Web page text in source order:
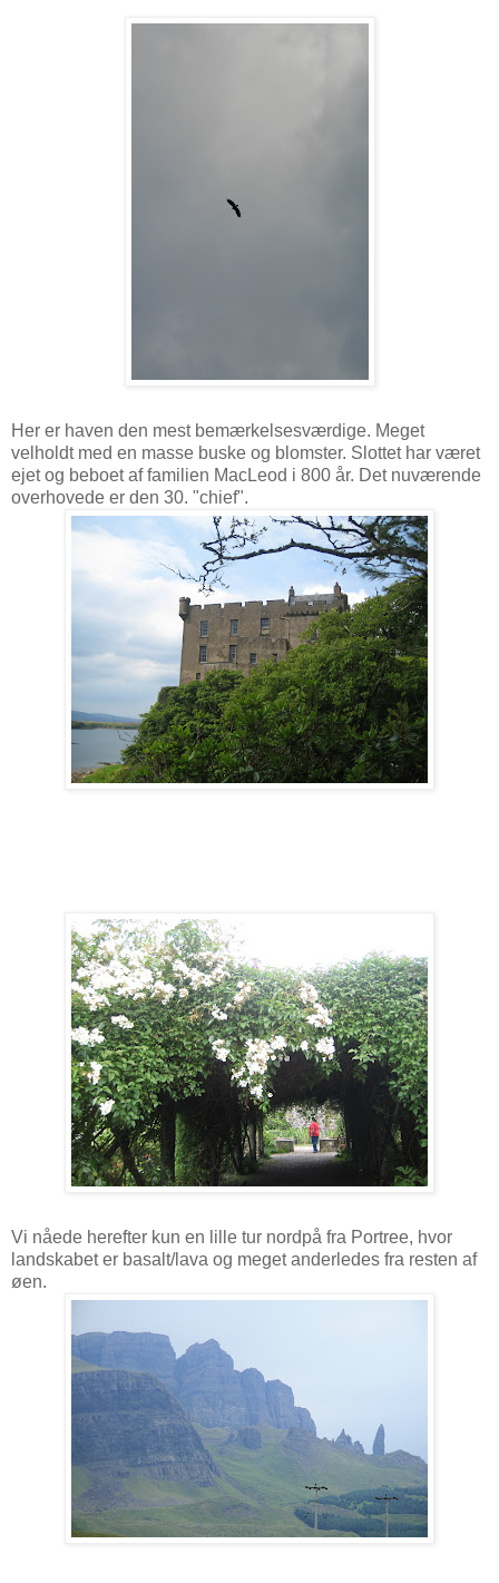
Her er haven den mest bemærkelsesværdige. Meget
velholdt med en masse buske og blomster. Slottet har været
ejet og beboet af familien MacLeod i 800 år. Det nuværende
overhovede er den 30. "chief".
Vi nåede herefter kun en lille tur nordpå fra Portree, hvor
landskabet er basalt/lava og meget anderledes fra resten af
øen.